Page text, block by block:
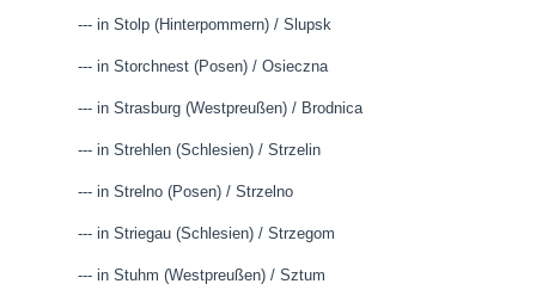
--- in Stolp (Hinterpommern) / Slupsk
--- in Storchnest (Posen) / Osieczna
--- in Strasburg (Westpreußen) / Brodnica
--- in Strehlen (Schlesien) / Strzelin
--- in Strelno (Posen) / Strzelno
--- in Striegau (Schlesien) / Strzegom
--- in Stuhm (Westpreußen) / Sztum